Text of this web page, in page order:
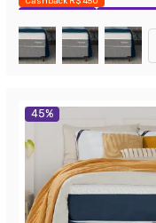
Exclusivo Mobly
Economize
45%